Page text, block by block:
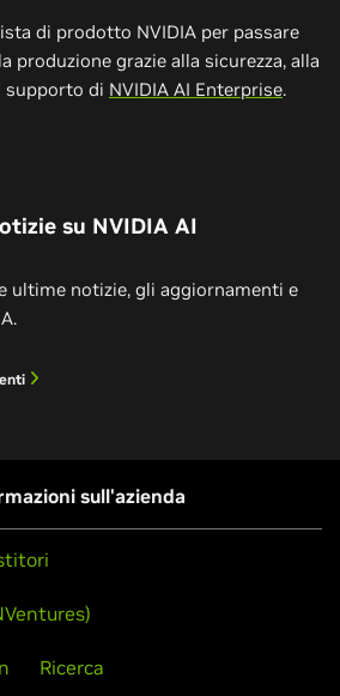
di prodotto NVIDIA per passare
produzione grazie alla sicurezza, alla
supporto di NVIDIA AI Enterprise.
su NVIDIA AI
ultime notizie, gli aggiornamenti e
sull'azienda
Ricerca